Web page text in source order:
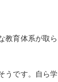
教育体系が取
です。自ら